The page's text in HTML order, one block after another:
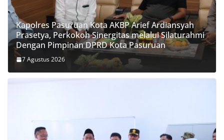
Kapolres Pasuruan Kota AKBP Arief Ardiansyah
Prasetya, Perkokoh Sinergitas melalui Silaturahmi
Dengan Pimpinan DPRD Kota Pasuruan
7 Agustus 2026